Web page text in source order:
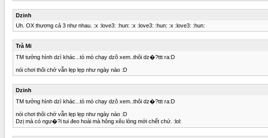
Dzinh
Uh. OX thương cả 3 như nhau. :x :love3: :hun: :x :love3: :hun: :x :love3: :hun:
Trà Mi
TM tưởng hình dzì khác...tò mò chạy dzô xem..thôi dz�?ttt ra:D
nói chơi thôi chớ vẫn lẹp lẹp như ngày nào :D
Dzinh
TM tưởng hình dzì khác...tò mò chạy dzô xem..thôi dz�?ttt ra:D
nói chơi thôi chớ vẫn lẹp lẹp như ngày nào :D
Dzị mà có ngư�?i tui đeo hoài mà hông xêu lòng mới chết chứ. :lol: